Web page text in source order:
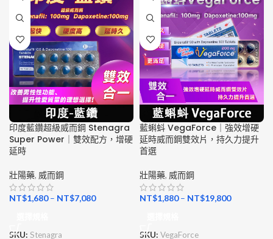
印度藍鑽超級威而鋼 Stenagra
Super Power｜雙效配方，增硬
延時
壯陽藥, 威而鋼
NT$1,680– NT$7,080
SKU: Stenagra
藍蝌蚪 VegaForce｜強效增硬
延時威而鋼雙效片，持久力提升
首選
壯陽藥, 威而鋼
NT$1,880– NT$19,800
SKU: VegaForce